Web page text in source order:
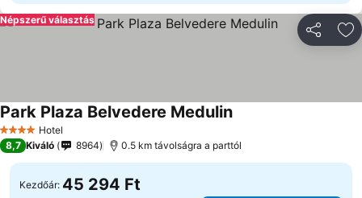
Népszerű választás
4 KategóriaHotel
Park Plaza Belvedere Medulin
8,7 Kiváló 8964 0.5 km távolságra a parttól
Kezdőár: 45 294 Ft